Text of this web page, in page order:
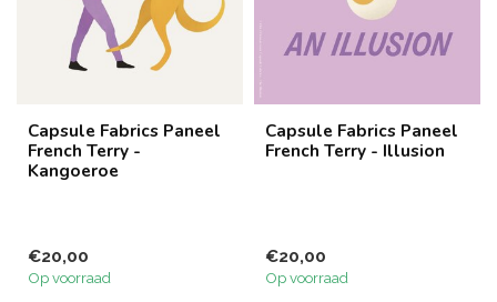
Capsule Fabrics Paneel
French Terry -
Kangoeroe
€20,00
Op voorraad
Capsule Fabrics Paneel
French Terry - Illusion
€20,00
Op voorraad